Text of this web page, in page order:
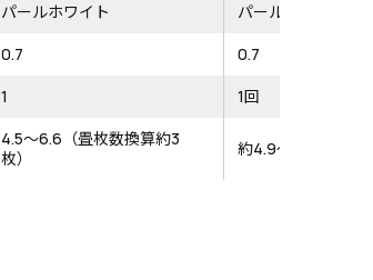
パールホワイト
パールホワイト
0.7
0.7
1 1回
4.5～6.6（畳枚数換算約3
枚）
約4.9～7